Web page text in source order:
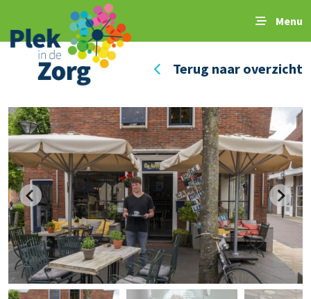
Menu
Terug naar overzicht